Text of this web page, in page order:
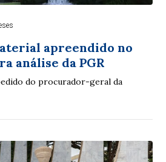
apreendido no
análise da PGR
do procurador-geral da